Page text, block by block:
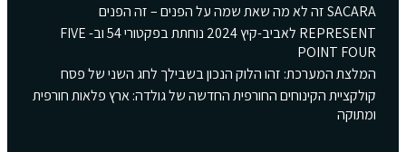
SACARA זה לא מה שאת שמה על הפנים – זה הפנים
REPRESENT לאביב-קיץ 2024 נוחתת בפקטורי 54 וב- FIVE
POINT FOUR
המלצת המערכת: זהו הלוק הנכון בשבילך לחג השני של פסח
קולקציית הקינוחים החורפית החדשה של גולדה: ארץ פלאות חורפית
ומתוקה